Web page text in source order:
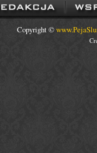
Copyright ©